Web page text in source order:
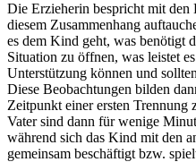
Die Erzieherin bespricht mit
diesem Zusammenhang
es dem Kind geht, was benötigt
Situation zu öffnen, was leistet
Unterstützung können und
Diese Beobachtungen bilden
Zeitpunkt einer ersten Trennung
Vater sind dann für wenige
während sich das Kind mit den
gemeinsam beschäftigt bzw.